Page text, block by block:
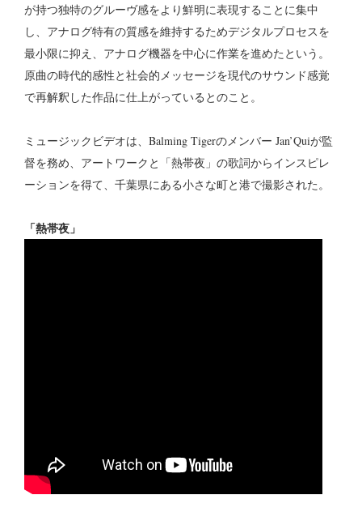
が持つ独特のグルーヴ感をより鮮明に表現することに集中
し、アナログ特有の質感を維持するためデジタルプロセスを
最小限に抑え、アナログ機器を中心に作業を進めたという。
原曲の時代的感性と社会的メッセージを現代のサウンド感覚
で再解釈した作品に仕上がっているとのこと。
ミュージックビデオは、Balming Tigerのメンバー Jan’Quiが監
督を務め、アートワークと「熱帯夜」の歌詞からインスピレ
ーションを得て、千葉県にある小さな町と港で撮影された。
「熱帯夜」